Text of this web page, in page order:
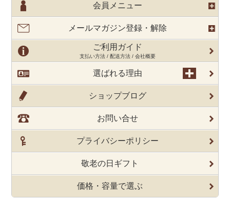
会員メニュー
メールマガジン登録・解除
ご利用ガイド
支払い方法 / 配送方法 / 会社概要
選ばれる理由
ショップブログ
お問い合せ
プライバシーポリシー
敬老の日ギフト
価格・容量で選ぶ